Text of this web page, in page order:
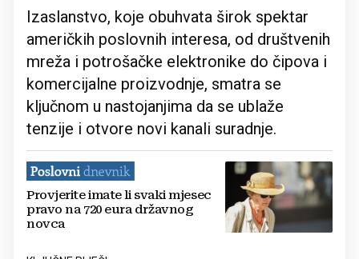
Izaslanstvo, koje obuhvata širok spektar
američkih poslovnih interesa, od društvenih
mreža i potrošačke elektronike do čipova i
komercijalne proizvodnje, smatra se
ključnom u nastojanjima da se ublaže
tenzije i otvore novi kanali suradnje.
Provjerite imate li svaki mjesec
pravo na 720 eura državnog
novca